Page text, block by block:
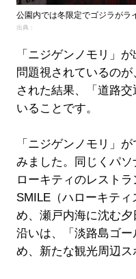
公園内では冬限定でゴジラがラ
出典：
「ニジゲンノモリ」
問題視されているの
された結果、「道路
いることです。
「ニジゲンノモリ」
みました。同じくパ
ローキティのレスト
SMILE（ハローキテ
め、瀬戸内海に沈む
沿いは、「淡路島ゴ
め、新たな観光周辺ス